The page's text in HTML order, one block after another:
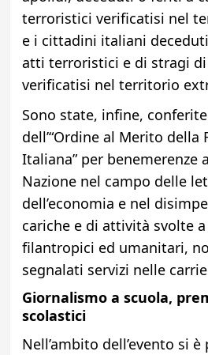
terroristici verificatisi nel
e i cittadini italiani
atti terroristici e di stragi
verificatisi nel territorio
Sono state, infine,
dell’“Ordine al Merito della
Italiana” per benemerenze
Nazione nel campo delle
dell’economia e nel
cariche e di attività svolte
filantropici ed umanitari,
segnalati servizi nelle
Giornalismo a scuola,
scolastici
Nell’ambito dell’evento si